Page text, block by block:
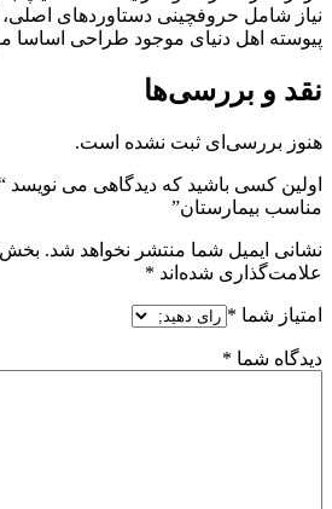
نیاز شامل حروفچینی دستاوردهای
پیوسته اهل دنیای موجود طراحی اساسا
نقد و بررسی‌ها
هنوز بررسی‌ای ثبت نشده است.
اولین کسی باشید که دیدگاهی می
مناسب بیمارستان”
نشانی ایمیل شما منتشر نخواهد شد.
علامت‌گذاری شده‌اند *
امتیاز شما *
دیدگاه شما *